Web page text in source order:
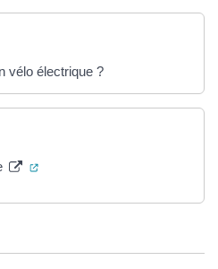
vélo électrique ?
(ouverture dans un nouvel